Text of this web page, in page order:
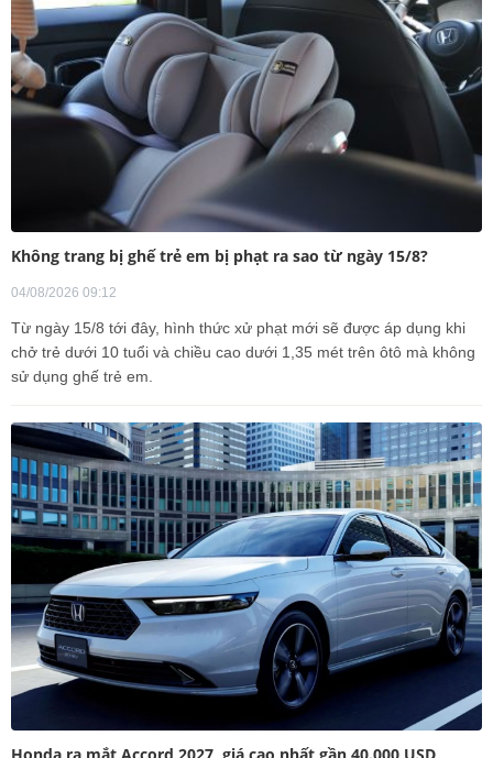
Không trang bị ghế trẻ em bị phạt ra sao từ ngày 15/8?
04/08/2026 09:12
Từ ngày 15/8 tới đây, hình thức xử phạt mới sẽ được áp dụng khi
chở trẻ dưới 10 tuổi và chiều cao dưới 1,35 mét trên ôtô mà không
sử dụng ghế trẻ em.